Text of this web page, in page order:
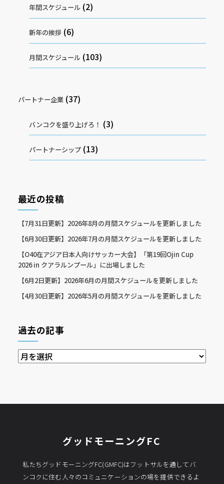
年間スケジュール (2)
新年の挨拶 (6)
月間スケジュール (103)
パートナー企業 (37)
バンコクを盛り上げろ！ (3)
パートナーシップ (13)
最近の投稿
【7月31日更新】2026年8月の月間スケジュールを更新しました
【6月30日更新】2026年7月の月間スケジュールを更新しました
【O40在アジア日本人向けサッカー大会】「第19回Ojin Cup
2026 in クアラルンプール」に出場しました
【6月2日更新】2026年6月の月間スケジュールを更新しました
【4月30日更新】2026年5月の月間スケジュールを更新しました
過去の記事
過
去
事
グッドモーニングFC
私たちグッドモーニングFC(GMFC)はフットサルを通してバ
ンコクに住む人々のコミュニケーションの場を提供できるよ